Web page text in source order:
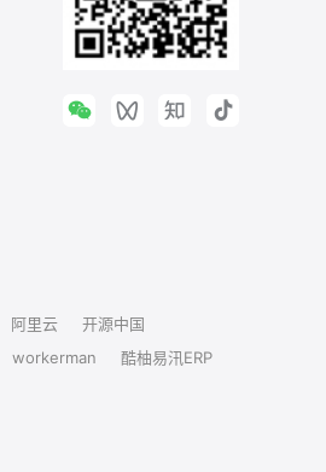
阿里云
开源中国
workerman
酷柚易汛ERP